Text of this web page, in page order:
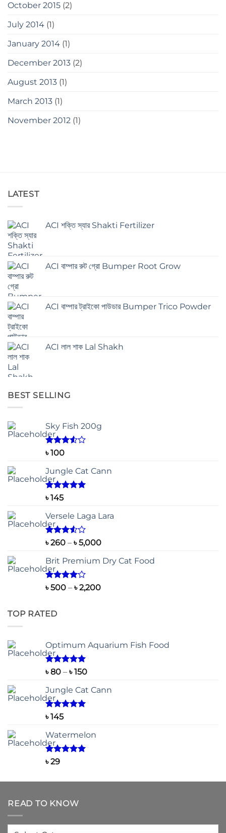
October 2015 (2)
July 2014 (1)
January 2014 (1)
December 2013 (2)
August 2013 (1)
March 2013 (1)
November 2012 (1)
LATEST
ACI শক্তি স্যার Shakti Fertilizer
ACI বাম্পার রুট গ্রো Bumper Root Grow
ACI বাম্পার ট্রাইকো পাউডার Bumper Trico Powder
ACI লাল শাক Lal Shakh
BEST SELLING
Sky Fish 200g
Rated
of 5
৳100
Jungle Cat Cann
Rated
৳145
Versele Laga Lara
Rated
of 5
৳260 – ৳5,000Price
৳ 260
Brit Premium Dry Cat Food
Rated
৳500 – ৳2,200Price
TOP RATED
Optimum Aquarium Fish Food
Rated 5.00
৳80 – ৳150Price
৳ 80
Jungle Cat Cann
Rated
৳145
Watermelon
Rated
৳29
READ TO KNOW
Read